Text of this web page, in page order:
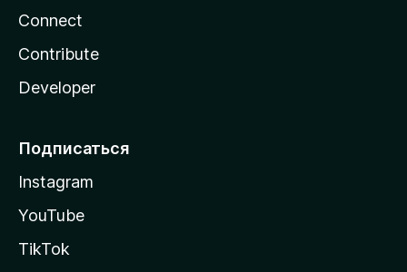
Connect
Contribute
Developer
Подписаться
Instagram
YouTube
TikTok